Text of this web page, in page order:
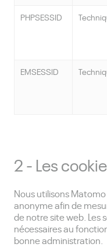
PHPSESSID
EMSESSID
2 - Les
Nous utilisons
anonyme afin de
de notre site web. Les
nécessaires au
bonne administration.